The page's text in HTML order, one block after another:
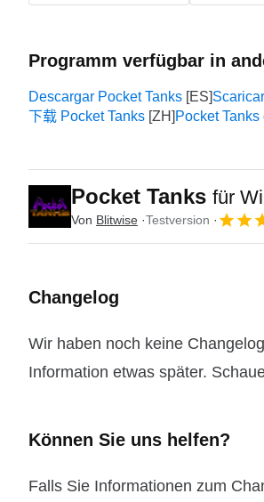
Programm verfügbar in
Descargar Pocket Tanks
下载 Pocket Tanks
Pocket
Pocket Tanks für
Von Blitwise Testversion
Changelog
Wir haben noch keine
Information etwas später.
Können Sie uns helfen?
Falls Sie Informationen zum